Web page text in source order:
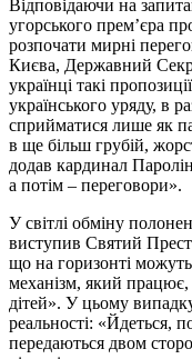
Відповідаючи на
угорського прем’єра
розпочати мирні
Києва, Державний
українці такі
українського уряду, в
сприйматися лише як
в ще більш грубій,
додав кардинал
а потім – переговори».
У світлі обміну
виступив Святий
що на горизонті
механізм, який
дітей». У цьому
реальності: «Йдеться,
передаються двом